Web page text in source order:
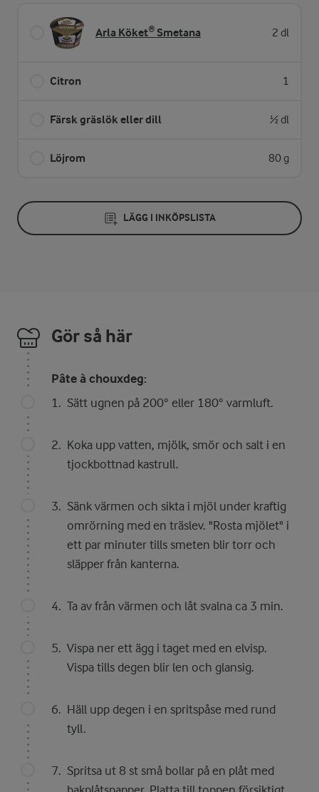
Arla Köket® Smetana 2 dl
Citron 1
Färsk gräslök eller dill ½ dl
Löjrom 80 g
LÄGG I INKÖPSLISTA
Gör så här
Pâte à chouxdeg:
Sätt ugnen på 200° eller 180° varmluft.
Koka upp vatten, mjölk, smör och salt i en
tjockbottnad kastrull.
Sänk värmen och sikta i mjöl under kraftig
omrörning med en träslev. "Rosta mjölet" i
ett par minuter tills smeten blir torr och
släpper från kanterna.
Ta av från värmen och låt svalna ca 3 min.
Vispa ner ett ägg i taget med en elvisp.
Vispa tills degen blir len och glansig.
Häll upp degen i en spritspåse med rund
tyll.
Spritsa ut 8 st små bollar på en plåt med